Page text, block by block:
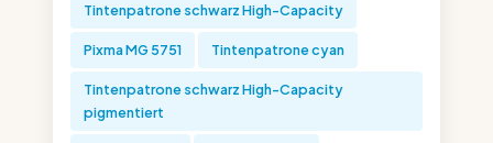
Tintenpatrone schwarz High-Capacity
Pixma MG 5751 Tintenpatrone cyan
Tintenpatrone schwarz High-Capacity
pigmentiert